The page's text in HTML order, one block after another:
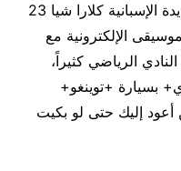
وهاجمت شاكيرا بيكيه وحبيبته الجديدة الإسبانية كلارا شيا 23
الإلكترونية مع
النادي الرياضي كثيراً،
بسيارة +توينغو+
إليك حتى لو بكيت